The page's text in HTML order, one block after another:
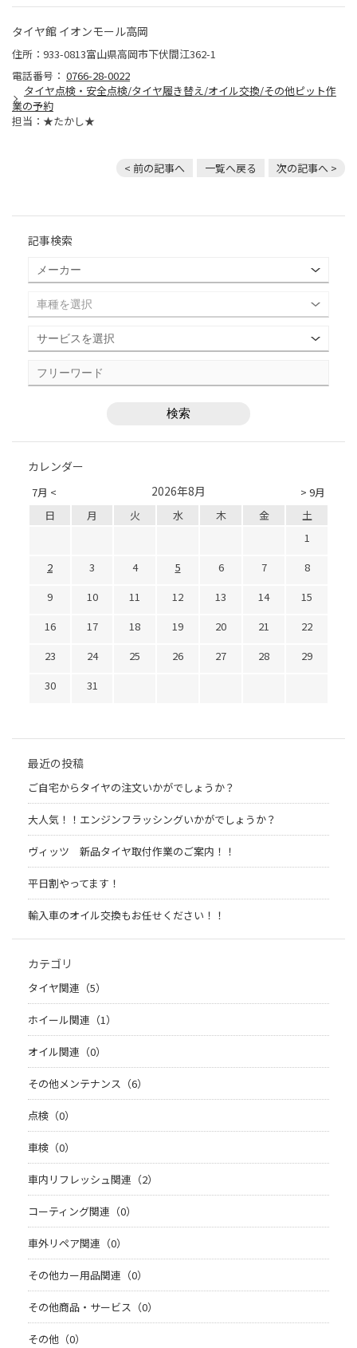
タイヤ館 イオンモール高岡
住所：933-0813富山県高岡市下伏間江362-1
電話番号： 0766-28-0022
タイヤ点検・安全点検/タイヤ履き替え/オイル交換/その他ピット作
業の予約
担当：★たかし★
< 前の記事へ 一覧へ戻る 次の記事へ >
記事検索
カレンダー
7月 < > 9月
2026年8月
日 月 火 水 木 金
土
1
2
3 4 5 6 7
8
9
10 11 12 13 14
15
16
17 18 19 20 21
22
23
24 25 26 27 28
29
30
31
最近の投稿
ご自宅からタイヤの注文いかがでしょうか？
大人気！！エンジンフラッシングいかがでしょうか？
ヴィッツ 新品タイヤ取付作業のご案内！！
平日割やってます！
輸入車のオイル交換もお任せください！！
カテゴリ
タイヤ関連（5）
ホイール関連（1）
オイル関連（0）
その他メンテナンス（6）
点検（0）
車検（0）
車内リフレッシュ関連（2）
コーティング関連（0）
車外リペア関連（0）
その他カー用品関連（0）
その他商品・サービス（0）
その他（0）